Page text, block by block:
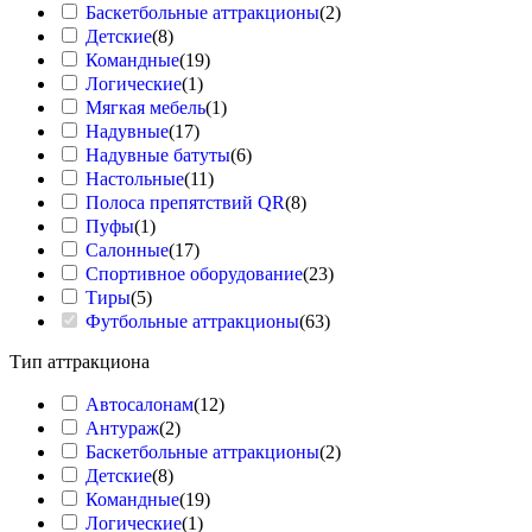
Диваны
Пуфы
Мебель для улицы
Зонты
Мебель из паллет
Барные стойки
Обогреватели
Ширмы
Аренда
Мебели
Подберите мебель для вашего мероприятия — от
выберите подходящие решения для любого формата
Русский богатырь
Техническое обеспечение
Подборки
Водная полоса
Баскетбольные аттракционы(2)
Детские(8)
Командные(19)
Логические(1)
Мягкая мебель(1)
Надувные(17)
Надувные батуты(6)
Настольные(11)
Полоса препятствий QR(8)
Пуфы(1)
Салонные(17)
Спортивное оборудование(23)
Тиры(5)
Футбольные аттракционы(63)
Тип аттракциона
Автосалонам(12)
Антураж(2)
Баскетбольные аттракционы(2)
Детские(8)
Командные(19)
Логические(1)